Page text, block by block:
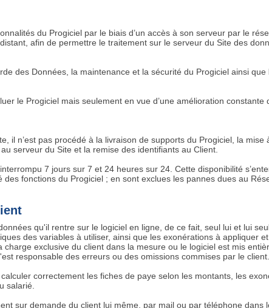
du Progiciel par le biais d’un accès à son serveur par le
afin de permettre le traitement sur le serveur du Site des
des Données, la maintenance et la sécurité du Progiciel ainsi que
le Progiciel mais seulement en vue d’une amélioration constante
il n’est pas procédé à la livraison de supports du Progiciel, la mise
serveur du Site et la remise des identifiants au Client.
7 jours sur 7 et 24 heures sur 24. Cette disponibilité
des fonctions du Progiciel ; en sont exclues les pannes dues au
qu'il rentre sur le logiciel en ligne, de ce fait, seul lui et lui
des variables à utiliser, ainsi que les exonérations à appliquer
exclusive du client dans la mesure ou le logiciel est mis
responsable des erreurs ou des omissions commises par le client.
correctement les fiches de paye selon les montants, les
salarié.
sur demande du client lui même, par mail ou par téléphone dans